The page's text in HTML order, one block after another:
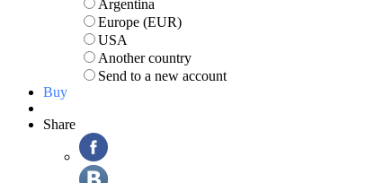
Argentina
Europe (EUR)
USA
Another country
Send to a new account
Buy
Share